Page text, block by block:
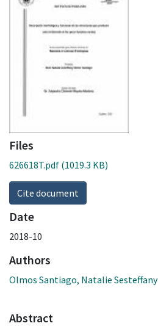
Files
626618T.pdf (1019.3 KB)
Cite document
Date
2018-10
Authors
Olmos Santiago, Natalie Sesteffany
Abstract